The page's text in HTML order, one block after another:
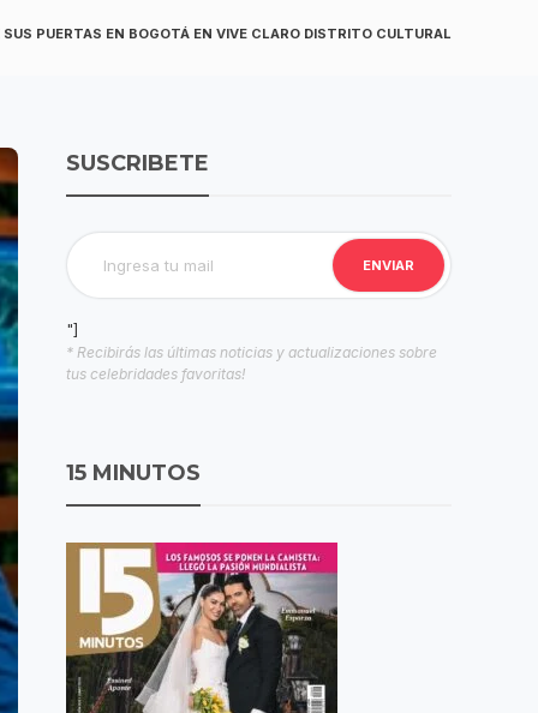
PUERTAS EN BOGOTÁ EN VIVE CLARO DISTRITO CULTURAL
SUSCRIBETE
"]
* Recibirás las últimas noticias y actualizaciones sobre
tus celebridades favoritas!
15 MINUTOS